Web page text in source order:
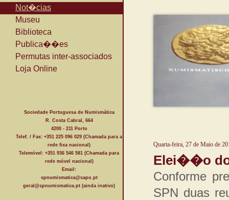
Not�cias
Museu
Biblioteca
Publica��es
Permutas inter-associados
Loja Online
Sociedade Portuguesa de Numismática
R. Costa Cabral, 664
4200 - 211 Porto
Telef. / Fax: +351 225 096 029 (Chamada para a
rede fixa nacional)
Telemóvel: +351 936 546 581 (Chamada para
rede móvel nacional)
Email:
spnumismatica@sapo.pt
geral@spnumismatica.pt (ainda inativo)
Quarta-feira, 27 de Maio de
Elei��o
Conforme
SPN duas